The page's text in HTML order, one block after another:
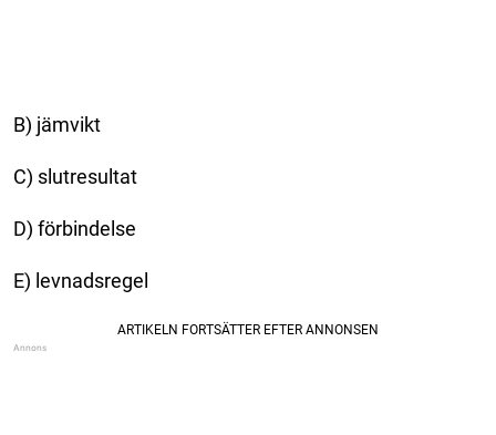
B) jämvikt
C) slutresultat
D) förbindelse
E) levnadsregel